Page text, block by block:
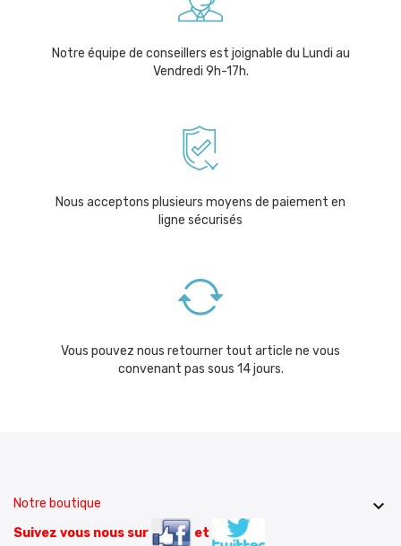
Notre équipe de conseillers est joignable du Lundi au
Vendredi 9h-17h.
Nous acceptons plusieurs moyens de paiement en
ligne sécurisés
Vous pouvez nous retourner tout article ne vous
convenant pas sous 14 jours.
Notre boutique 
Suivez vous nous sur et